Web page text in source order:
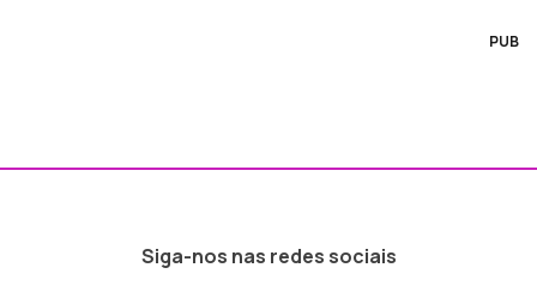
PUB
Siga-nos nas redes sociais